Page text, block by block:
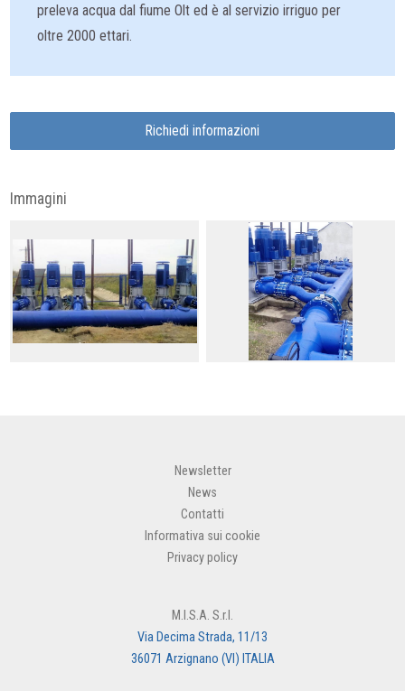
preleva acqua dal fiume Olt ed è al servizio irriguo per
oltre 2000 ettari.
Richiedi informazioni
Immagini
Newsletter
News
Contatti
Informativa sui cookie
Privacy policy
M.I.S.A. S.r.l.
Via Decima Strada, 11/13
36071 Arzignano (VI) ITALIA